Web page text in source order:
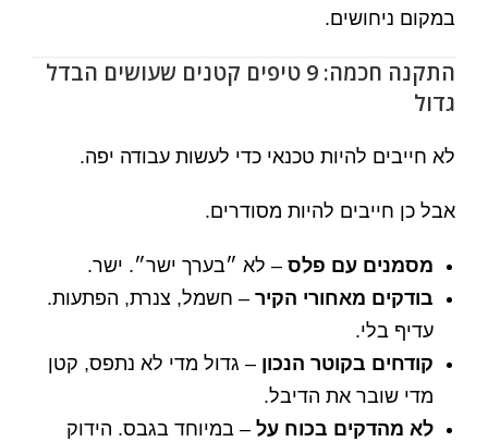
במקום ניחושים.
התקנה חכמה: 9 טיפים קטנים שעושים הבדל
גדול
לא חייבים להיות טכנאי כדי לעשות עבודה יפה.
אבל כן חייבים להיות מסודרים.
מסמנים עם פלס – לא ״בערך ישר״. ישר.
בודקים מאחורי הקיר – חשמל, צנרת, הפתעות.
עדיף בלי.
קודחים בקוטר הנכון – גדול מדי לא נתפס, קטן
מדי שובר את הדיבל.
לא מהדקים בכוח על – במיוחד בגבס. הידוק